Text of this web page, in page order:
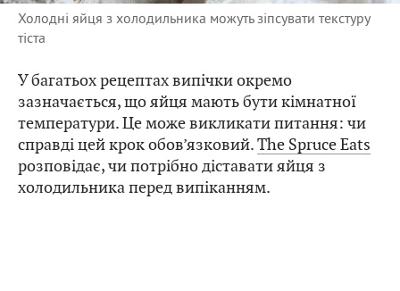
Холодні яйця з холодильника можуть зіпсувати текстуру
тіста
У багатьох рецептах випічки окремо
зазначається, що яйця мають бути кімнатної
температури. Це може викликати питання: чи
справді цей крок обов’язковий.The Spruce Eats
розповідає, чи потрібно діставати яйця з
холодильника перед випіканням.